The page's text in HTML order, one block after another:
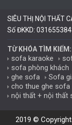
SIÊU THỊ NỘI THẤT
Số ĐKKD:
TỪ KHÓA TÌM KIẾM:
sofa karaoke
sofa phòng khách
ghe sofa
Sofa
cho thue ghe sofa
nội thất + nội thất
2019 ©